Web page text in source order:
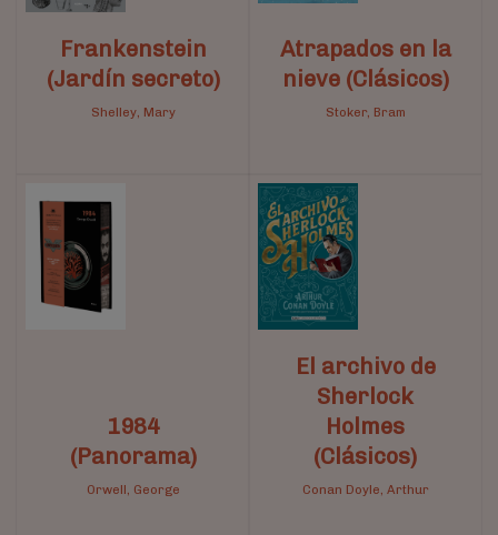
Frankenstein
(Jardín secreto)
Shelley, Mary
Atrapados en la
nieve (Clásicos)
Stoker, Bram
1984
(Panorama)
Orwell, George
El archivo de
Sherlock
Holmes
(Clásicos)
Conan Doyle, Arthur